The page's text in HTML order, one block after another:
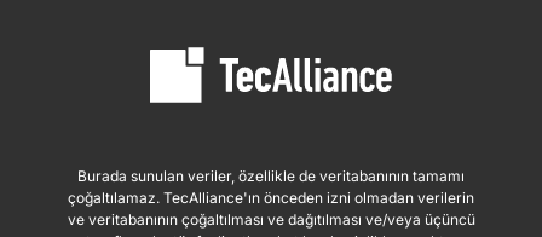
Burada sunulan veriler, özellikle de veritabanının tamamı
çoğaltılamaz. TecAlliance'ın önceden izni olmadan verilerin
ve veritabanının çoğaltılması ve dağıtılması ve/veya üçüncü